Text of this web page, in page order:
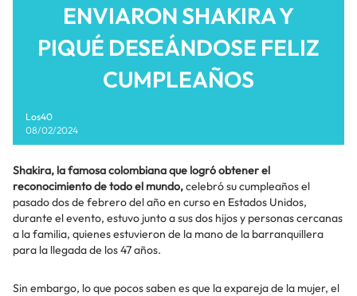
ENVIARON SHAKIRA Y
PIQUÉ DESEÁNDOSE FELIZ
CUMPLEAÑOS
Los40
08/02/2024
Shakira, la famosa colombiana que logró obtener el
reconocimiento de todo el mundo,celebró su cumpleaños el
pasado dos de febrero del año en curso en Estados Unidos,
durante el evento, estuvo junto a sus dos hijos y personas cercanas
a la familia, quienes estuvieron de la mano de la barranquillera
para la llegada de los 47 años.
Sin embargo, lo que pocos saben es que la expareja de la mujer, el